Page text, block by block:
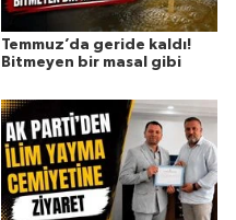
Temmuz’da geride kaldı!
Bitmeyen bir masal gibi